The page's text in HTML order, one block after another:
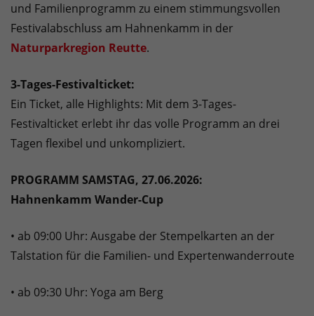
und Familienprogramm zu einem stimmungsvollen
Festivalabschluss am Hahnenkamm in der
Naturparkregion Reutte.
3-Tages-Festivalticket:
Ein Ticket, alle Highlights: Mit dem 3-Tages-
Festivalticket erlebt ihr das volle Programm an drei
Tagen flexibel und unkompliziert.
PROGRAMM SAMSTAG, 27.06.2026:
Hahnenkamm Wander-Cup
• ab 09:00 Uhr: Ausgabe der Stempelkarten an der
Talstation für die Familien- und Expertenwanderroute
• ab 09:30 Uhr: Yoga am Berg